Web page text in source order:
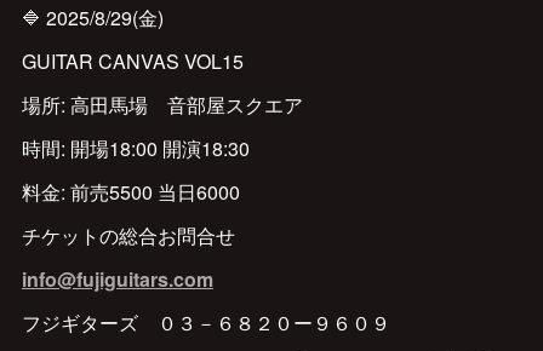
🔷 2025/8/29(金)
GUITAR CANVAS VOL15
場所: 高田馬場 音部屋スクエア
時間: 開場18:00 開演18:30
料金: 前売5500 当日6000
チケットの総合お問合せ
info@fujiguitars.com
フジギターズ ０３－６８２０ー９６０９